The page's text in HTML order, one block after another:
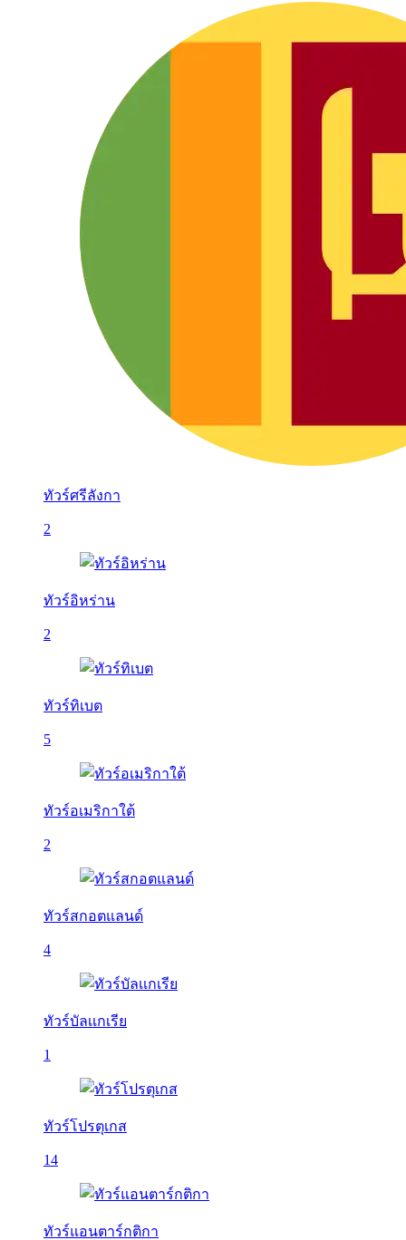
ทัวร์ศรีลังกา
2
ทัวร์อิหร่าน
2
ทัวร์ทิเบต
5
ทัวร์อเมริกาใต้
2
ทัวร์สกอตแลนด์
4
ทัวร์บัลเเกเรีย
1
ทัวร์โปรตุเกส
14
ทัวร์แอนตาร์กติกา